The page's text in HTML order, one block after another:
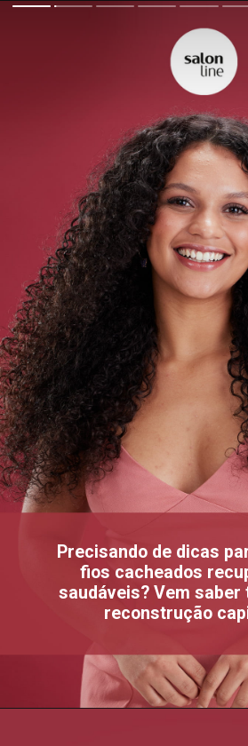
Precisando de dicas
fios cacheados
saudáveis? Vem saber
reconstrução